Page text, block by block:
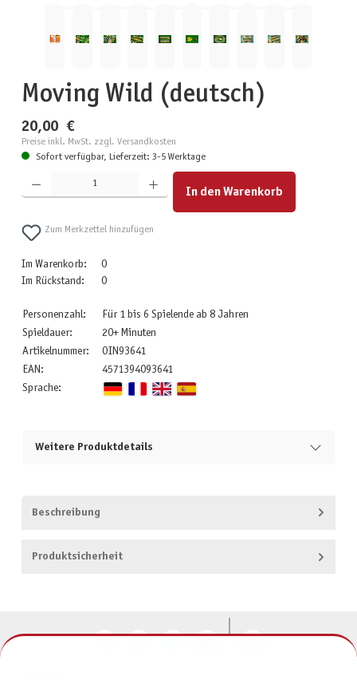
Moving Wild (deutsch)
20,00 €
Preise inkl. MwSt. zzgl. Versandkosten
Sofort verfügbar, Lieferzeit: 3-5 Werktage
Produkt Anzahl: Gib den gewünschten Wert ein oder benutze die Schaltflächen um die Anzahl zu
In den Warenkorb
Zum Merkzettel hinzufügen
Im Warenkorb:
0
Im Rückstand:
0
Personenzahl:
Für 1 bis 6 Spielende ab 8 Jahren
Spieldauer:
20+ Minuten
Artikelnummer:
OIN93641
EAN:
4571394093641
Sprache:
Weitere Produktdetails
Beschreibung
Produktsicherheit